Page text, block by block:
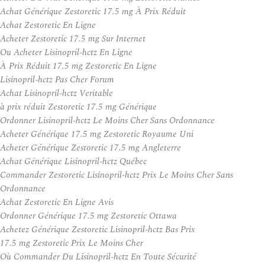
Achat Générique Zestoretic 17.5 mg À Prix Réduit
Achat Zestoretic En Ligne
Acheter Zestoretic 17.5 mg Sur Internet
Ou Acheter Lisinopril-hctz En Ligne
À Prix Réduit 17.5 mg Zestoretic En Ligne
Lisinopril-hctz Pas Cher Forum
Achat Lisinopril-hctz Veritable
à prix réduit Zestoretic 17.5 mg Générique
Ordonner Lisinopril-hctz Le Moins Cher Sans Ordonnance
Acheter Générique 17.5 mg Zestoretic Royaume Uni
Acheter Générique Zestoretic 17.5 mg Angleterre
Achat Générique Lisinopril-hctz Québec
Commander Zestoretic Lisinopril-hctz Prix Le Moins Cher Sans
Ordonnance
Achat Zestoretic En Ligne Avis
Ordonner Générique 17.5 mg Zestoretic Ottawa
Achetez Générique Zestoretic Lisinopril-hctz Bas Prix
17.5 mg Zestoretic Prix Le Moins Cher
Où Commander Du Lisinopril-hctz En Toute Sécurité